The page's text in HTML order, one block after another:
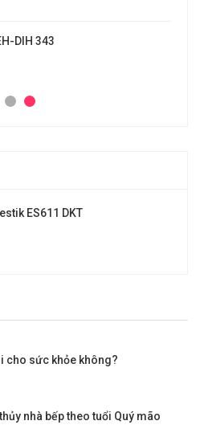
DIH 343
ES611 DKT
cho sức khỏe không?
nhà bếp theo tuổi Quý mão